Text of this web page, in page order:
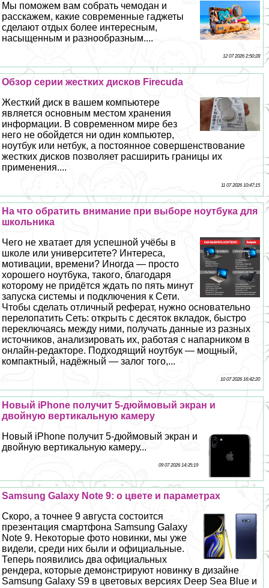
Мы поможем вам собрать чемодан и
расскажем, какие современные гаджеты
сделают отдых более интересным,
насыщенным и разнообразным....
12 07 2026 2:50:28
Обзор серии жестких дисков Firecuda
Жесткий диск в вашем компьютере
является основным местом хранения
информации. В современном мире без
него не обойдется ни один компьютер,
ноутбук или нетбук, а постоянное совершенствование
жестких дисков позволяет расширить границы их
применения....
11 07 2026 10:47:15
На что обратить внимание при выборе ноутбука для
школьника
Чего не хватает для успешной учёбы в
школе или университете? Интереса,
мотивации, времени? Иногда — просто
хорошего ноутбука, такого, благодаря
которому не придётся ждать по пять минут
запуска системы и подключения к Сети.
Чтобы сделать отличный реферат, нужно основательно
перелопатить Сеть: открыть с десяток вкладок, быстро
переключаясь между ними, получать данные из разных
источников, анализировать их, работая с напарником в
онлайн-редакторе. Подходящий ноутбук — мощный,
компактный, надёжный — залог того,...
10 07 2026 16:42:20
Новый iPhone получит 5-дюймовый экран и
двойную вертикальную камеру
Новый iPhone получит 5-дюймовый экран и
двойную вертикальную камеру...
09 07 2026 14:35:19
Samsung Galaxy Note 9: о цвете и параметрах
Скоро, а точнее 9 августа состоится
презентация смартфона Samsung Galaxy
Note 9. Некоторые фото новинки, мы уже
видели, среди них были и официальные.
Теперь появились два официальных
рендера, которые демонстрируют новинку в дизайне
Samsung Galaxy S9 в цветовых версиях Deep Sea Blue и